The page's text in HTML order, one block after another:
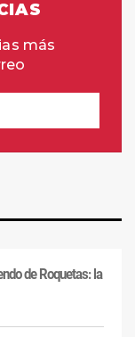
de Roquetas: la